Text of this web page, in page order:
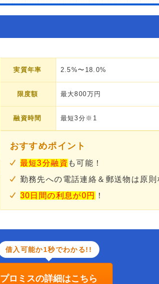
実質年率 2.5%〜18.0%
限度額 最大800万円
融資時間 最短3分※1
おすすめポイント
最短3分融資 も可能！
勤務先への電話連絡＆郵送物は原則
30日間の利息が0円
！
借入可能か1秒でわかる!!
プロミスの詳細はこちら